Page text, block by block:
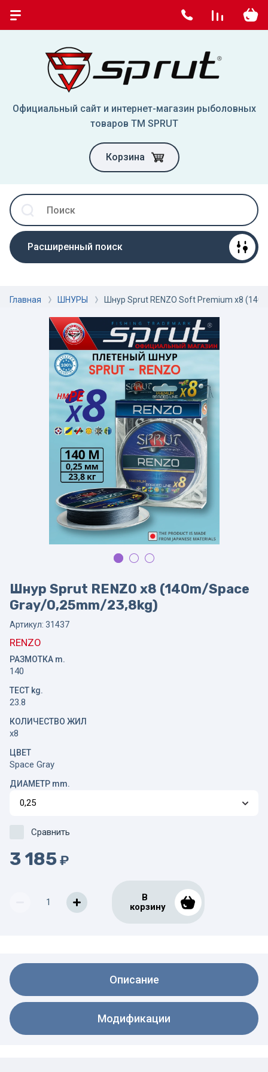
Официальный сайт и интернет-магазин рыболовных
товаров TM SPRUT
Корзина
Расширенный поиск
Главная ШНУРЫ Шнур Sprut RENZO Soft Premium x8
Шнур Sprut RENZO x8 (140m/Space
Gray/0,25mm/23,8kg)
Артикул: 31437
RENZO
РАЗМОТКА m.
140
ТЕСТ kg.
23.8
КОЛИЧЕСТВО ЖИЛ
x8
ЦВЕТ
Space Gray
ДИАМЕТР mm.
3 185₽
Сравнить
В
корзину
Описание
Модификации